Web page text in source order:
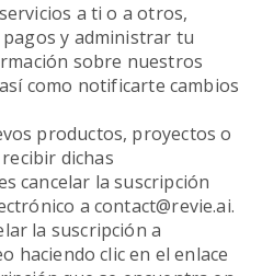
a ti o a otros,
y administrar tu
sobre nuestros
como notificarte cambios
productos, proyectos o
dichas
cancelar la suscripción
a contact@revie.ai.
la suscripción a
haciendo clic en el enlace